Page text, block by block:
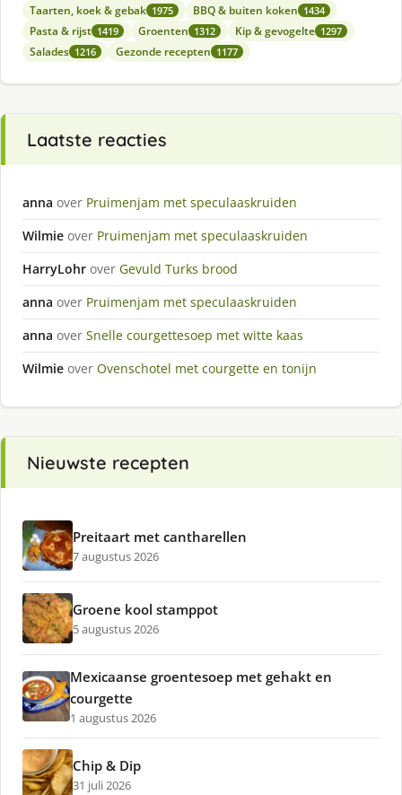
Taarten, koek & gebak 1975 BBQ & buiten koken 1434
Pasta & rijst 1419 Groenten 1312 Kip & gevogelte 1297
Salades 1216 Gezonde recepten 1177
Laatste reacties
anna over Pruimenjam met speculaaskruiden
Wilmie over Pruimenjam met speculaaskruiden
HarryLohr over Gevuld Turks brood
anna over Pruimenjam met speculaaskruiden
anna over Snelle courgettesoep met witte kaas
Wilmie over Ovenschotel met courgette en tonijn
Nieuwste recepten
Preitaart met cantharellen
7 augustus 2026
Groene kool stamppot
5 augustus 2026
Mexicaanse groentesoep met gehakt en
courgette
1 augustus 2026
Chip & Dip
31 juli 2026